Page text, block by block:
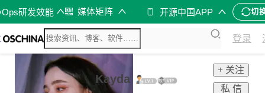
研发效能 媒体矩阵 开源中国APP 切
登录
Kayda
+ 关注
私 信